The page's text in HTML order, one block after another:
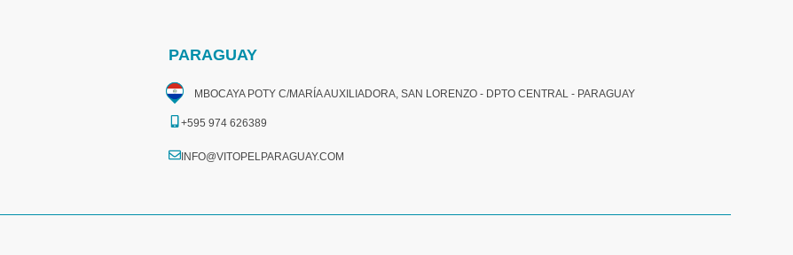
PARAGUAY
MBOCAYA POTY C/MARÍA AUXILIADORA, SAN LORENZO - DPTO CENTRAL - PARAGUAY
+595 974 626389
INFO@VITOPELPARAGUAY.COM